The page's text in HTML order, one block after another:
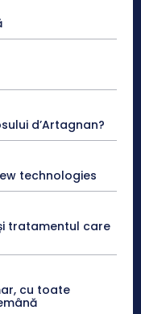
d’Artagnan?
technologies
tratamentul care
cu toate